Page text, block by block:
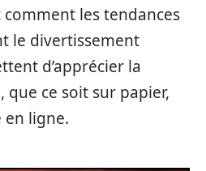
les tendances
le divertissement
d’apprécier la
que ce soit sur papier,
en ligne.